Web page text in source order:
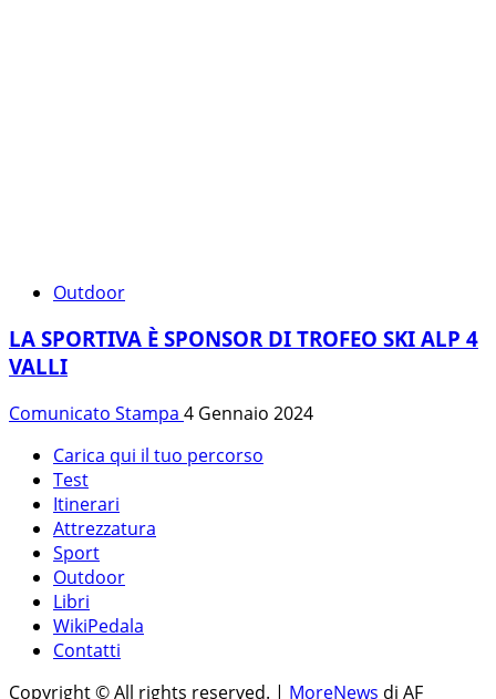
Outdoor
LA SPORTIVA È SPONSOR DI TROFEO SKI ALP 4
VALLI
Comunicato Stampa 4 Gennaio 2024
Carica qui il tuo percorso
Test
Itinerari
Attrezzatura
Sport
Outdoor
Libri
WikiPedala
Contatti
Copyright © All rights reserved. | MoreNews di AF